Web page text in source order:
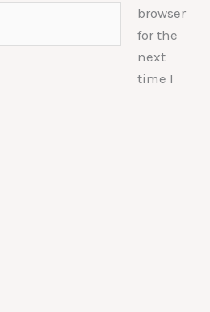
browser
for the
next
time I